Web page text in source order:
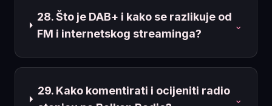
28. Što je DAB+ i kako se razlikuje od
FM i internetskog streaminga?
⌄
29. Kako komentirati i ocijeniti radio
⌄